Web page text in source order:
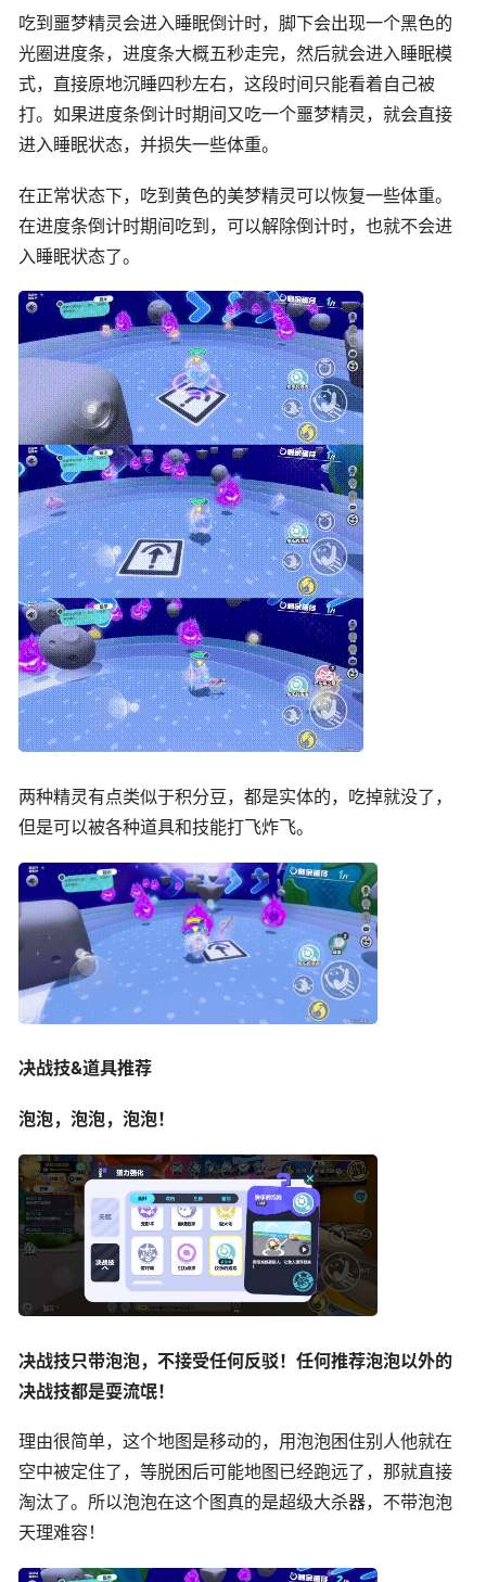
吃到噩梦精灵会进入睡眠倒计时，脚下会出现一个黑色的
光圈进度条，进度条大概五秒走完，然后就会进入睡眠模
式，直接原地沉睡四秒左右，这段时间只能看着自己被
打。如果进度条倒计时期间又吃一个噩梦精灵，就会直接
进入睡眠状态，并损失一些体重。
在正常状态下，吃到黄色的美梦精灵可以恢复一些体重。
在进度条倒计时期间吃到，可以解除倒计时，也就不会进
入睡眠状态了。
两种精灵有点类似于积分豆，都是实体的，吃掉就没了，
但是可以被各种道具和技能打飞炸飞。
决战技&道具推荐
泡泡，泡泡，泡泡！
决战技只带泡泡，不接受任何反驳！任何推荐泡泡以外的
决战技都是耍流氓！
理由很简单，这个地图是移动的，用泡泡困住别人他就在
空中被定住了，等脱困后可能地图已经跑远了，那就直接
淘汰了。所以泡泡在这个图真的是超级大杀器，不带泡泡
天理难容！